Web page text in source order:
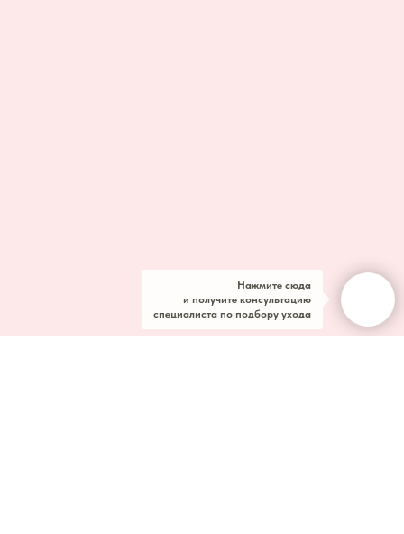
Нажмите сюда
и получите консультацию
специалиста по подбору ухода